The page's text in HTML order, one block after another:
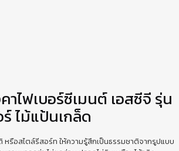
าไฟเบอร์ซีเมนต์ เอสซีจี รุ่น
ไม้แป้นเกล็ด
หรือสไตล์รีสอร์ท ให้ความรู้สึกเป็นธรรมชาติจากรูปแบบ